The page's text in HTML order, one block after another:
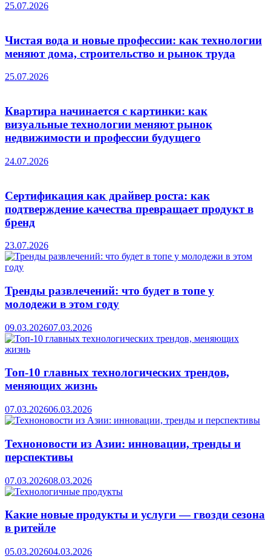
25.07.2026
Чистая вода и новые профессии: как технологии
меняют дома, строительство и рынок труда
25.07.2026
Квартира начинается с картинки: как
визуальные технологии меняют рынок
недвижимости и профессии будущего
24.07.2026
Сертификация как драйвер роста: как
подтверждение качества превращает продукт в
бренд
23.07.2026
Тренды развлечений: что будет в топе у
молодежи в этом году
09.03.202607.03.2026
Топ-10 главных технологических трендов,
меняющих жизнь
07.03.202606.03.2026
Техноновости из Азии: инновации, тренды и
перспективы
07.03.202608.03.2026
Какие новые продукты и услуги — гвозди сезона
в ритейле
05.03.202604.03.2026